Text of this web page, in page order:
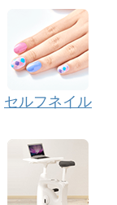
セルフネイル